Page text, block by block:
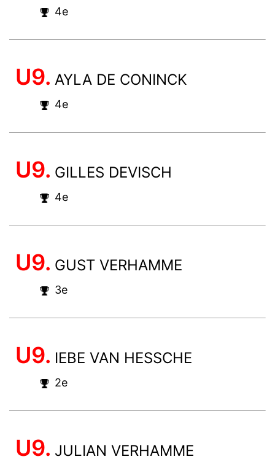
4e
U9. AYLA DE CONINCK
4e
U9. GILLES DEVISCH
4e
U9. GUST VERHAMME
3e
U9. IEBE VAN HESSCHE
2e
U9. JULIAN VERHAMME